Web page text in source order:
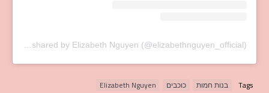
Tags בנות חמות כוכבים Elizabeth Nguyen